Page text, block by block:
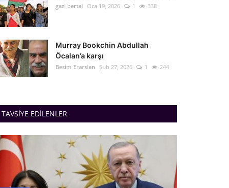
gazi bertal Oca 19, 2026 1 338
Murray Bookchin Abdullah
Öcalan’a karşı
Besim Erarslan Şub 27, 2026 1 244
TAVSIYE EDILENLER